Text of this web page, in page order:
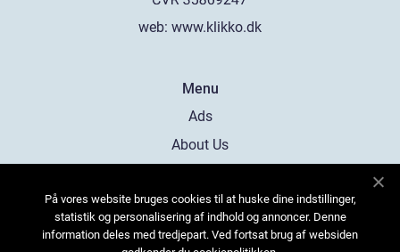
web: www.klikko.dk
Menu
Ads
About Us
Contact
Sitemap
På vores website bruges cookies til at huske dine indstillinger,
statistik og personalisering af indhold og annoncer. Denne
information deles med tredjepart. Ved fortsat brug af websiden